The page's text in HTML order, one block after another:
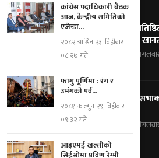
विराटनगरका
प्रहरी घेराबन्दी,
२०८३ श्रावण १९,
आज प्रतिनिधि
कार्यसूची
२०८३ श्रावण १९,
कांग्रेस पदाधिकारी बैठक
आज, केन्द्रीय समितिको
एजेन्डा...
२०८२ आश्विन २३, बिहीबार
०८:२७ गते
फागु पूर्णिमा : रंग र
उमंगको पर्व...
२०८१ फाल्गुन २९, बिहीबार
०९:३२ गते
आइएमई खल्तीको
सिईओमा प्रविण रेग्मी